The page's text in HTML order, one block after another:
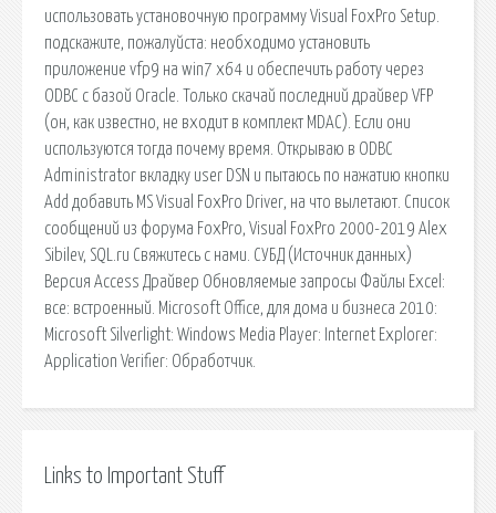
использовать установочную программу Visual FoxPro Setup.
подскажите, пожалуйста: необходимо установить
приложение vfp9 на win7 x64 и обеспечить работу через
ODBC с базой Oracle. Только скачай последний драйвер VFP
(он, как известно, не входит в комплект MDAC). Если они
используются тогда почему время. Открываю в ODBC
Administrator вкладку user DSN и пытаюсь по нажатию кнопки
Add добавить MS Visual FoxPro Driver, на что вылетают. Список
сообщений из форума FoxPro, Visual FoxPro 2000-2019 Alex
Sibilev, SQL.ru Свяжитесь с нами. СУБД (Источник данных)
Версия Access Драйвер Обновляемые запросы Файлы Excel:
все: встроенный. Microsoft Office, для дома и бизнеса 2010:
Microsoft Silverlight: Windows Media Player: Internet Explorer:
Application Verifier: Обработчик.
Links to Important Stuff